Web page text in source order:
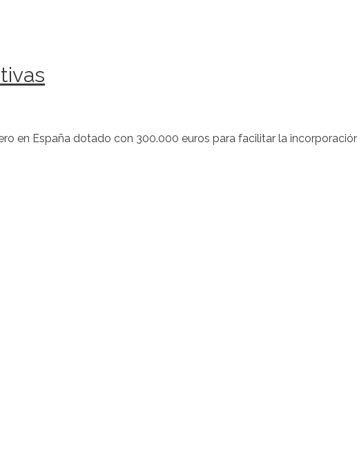
en España dotado con 300.000 euros para facilitar la